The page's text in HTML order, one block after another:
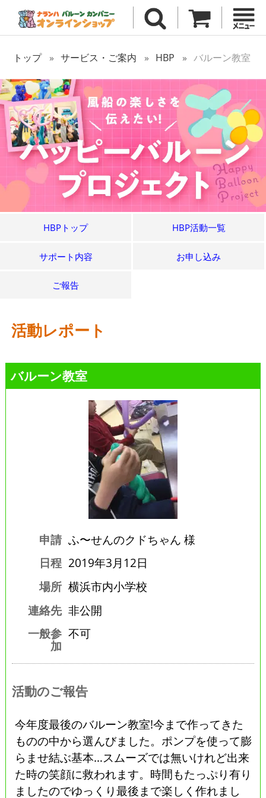
トップ サービス・ご案内 HBP バルーン教室
HBPトップ HBP活動一覧
サポート内容 お申し込み
ご報告
活動レポート
バルーン教室
申請 ふ〜せんのクドちゃん 様
日程 2019年3月12日
場所 横浜市内小学校
連絡先 非公開
一般参
加
不可
活動のご報告
今年度最後のバルーン教室!今まで作ってきた
ものの中から選んびました。ポンプを使って膨
らませ結ぶ基本…スムーズでは無いけれど出来
た時の笑顔に救われます。時間もたっぷり有り
ましたのでゆっくり最後まで楽しく作れまし